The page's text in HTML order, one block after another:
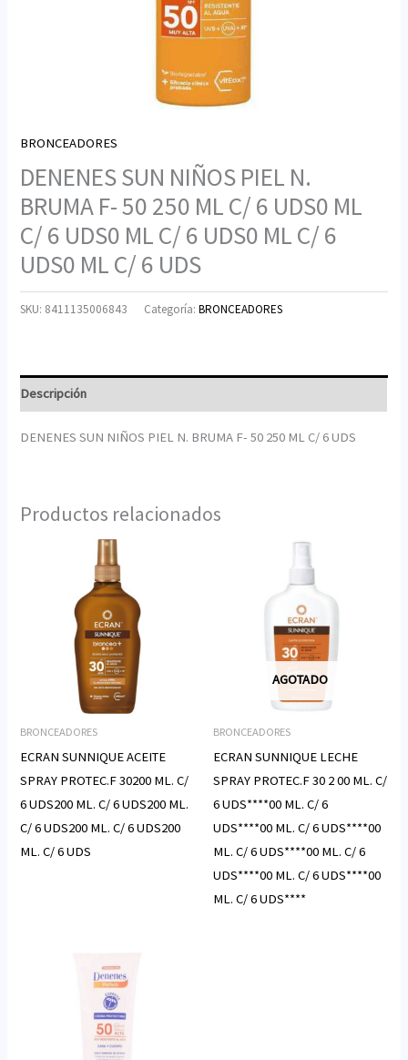
BRONCEADORES
DENENES SUN NIÑOS PIEL N.
BRUMA F- 50 250 ML C/ 6 UDS0 ML
C/ 6 UDS0 ML C/ 6 UDS0 ML C/ 6
UDS0 ML C/ 6 UDS
SKU: 8411135006843 Categoría:BRONCEADORES
Descripción
DENENES SUN NIÑOS PIEL N. BRUMA F- 50 250 ML C/ 6 UDS
Productos relacionados
BRONCEADORES
ECRAN SUNNIQUE ACEITE
SPRAY PROTEC.F 30200 ML. C/
6 UDS200 ML. C/ 6 UDS200 ML.
C/ 6 UDS200 ML. C/ 6 UDS200
ML. C/ 6 UDS
AGOTADO
BRONCEADORES
ECRAN SUNNIQUE LECHE
SPRAY PROTEC.F 30 2 00 ML. C/
6 UDS****00 ML. C/ 6
UDS****00 ML. C/ 6 UDS****00
ML. C/ 6 UDS****00 ML. C/ 6
UDS****00 ML. C/ 6 UDS****00
ML. C/ 6 UDS****